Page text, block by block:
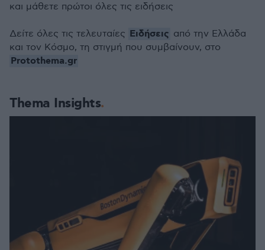
Thema Insights
και μάθετε πρώτοι όλες τις ειδήσεις
Δείτε όλες τις τελευταίες Ειδήσεις από την Ελλάδα
και τον Κόσμο, τη στιγμή που συμβαίνουν, στο
Protothema.gr